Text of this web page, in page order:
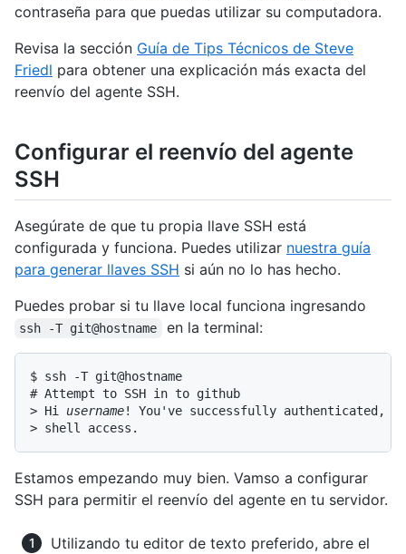
contraseña para que puedas utilizar su computadora.
Revisa la sección Guía de Tips Técnicos de Steve
Friedl para obtener una explicación más exacta del
reenvío del agente SSH.
Configurar el reenvío del agente
SSH
Asegúrate de que tu propia llave SSH está
configurada y funciona. Puedes utilizar nuestra guía
para generar llaves SSH si aún no lo has hecho.
Puedes probar si tu llave local funciona ingresando
ssh -T git@hostname en la terminal:
$ ssh -T git@hostname
# Attempt to SSH in to github
> Hi username! You've successfully authenticated,
> shell access.
Estamos empezando muy bien. Vamso a configurar
SSH para permitir el reenvío del agente en tu servidor.
Utilizando tu editor de texto preferido, abre el